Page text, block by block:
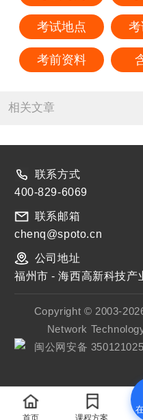
考试地点 考
考前资料
相关文章
联系方式
400-829-6069
联系邮箱
chenq@spoto.cn
公司地址
福州市 - 海西高新科技产
Copyright © 2003-
Network
闽公网安备
首页 课程方案